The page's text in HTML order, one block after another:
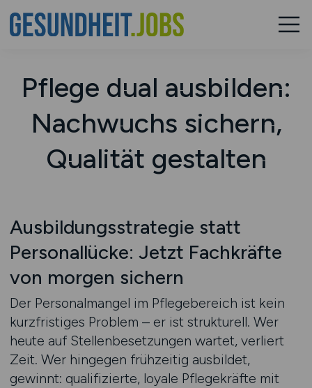
Pflege dual ausbilden:
Nachwuchs sichern,
Qualität gestalten
Ausbildungsstrategie statt
Personallücke: Jetzt Fachkräfte
von morgen sichern
Der Personalmangel im Pflegebereich ist kein
kurzfristiges Problem – er ist strukturell. Wer
heute auf Stellenbesetzungen wartet, verliert
Zeit. Wer hingegen frühzeitig ausbildet,
gewinnt: qualifizierte, loyale Pflegekräfte mit